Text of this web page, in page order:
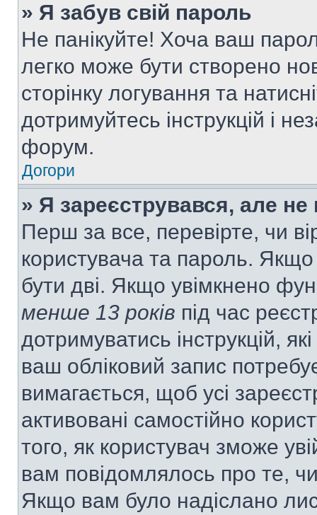
» Я забув свій пароль
Не панікуйте! Хоча ваш
легко може бути створено
сторінку логування та
дотримуйтесь інструкцій і
форум.
Догори
» Я зареєструвався, але
Перш за все, перевірте, чи
користувача та пароль.
бути дві. Якщо увімкнено
менше 13 років під час
дотримуватись інструкцій,
ваш обліковий запис
вимагається, щоб усі
активовані самостійно
того, як користувач зможе
вам повідомлялось про те,
Якщо вам було надіслано